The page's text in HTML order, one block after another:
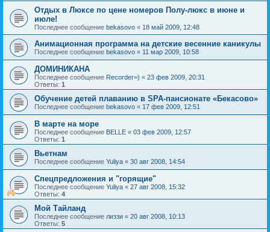
Отдых в Люксе по цене номеров Полу-люкс в июне и
июле!
Последнее сообщение bekasovo « 18 май 2009, 12:48
Анимационная программа на детские весенние каникулы
Последнее сообщение bekasovo « 11 мар 2009, 10:58
ДОМИНИКАНА
Последнее сообщение Recorder=) « 23 фев 2009, 20:31
Ответы: 1
Обучение детей плаванию в SPA-пансионате «Бекасово»
Последнее сообщение bekasovo « 17 фев 2009, 12:51
В марте на море
Последнее сообщение BELLE « 03 фев 2009, 12:57
Ответы: 1
Вьетнам
Последнее сообщение Yuliya « 30 авг 2008, 14:54
Спецпредложения и "горящие"
Последнее сообщение Yuliya « 27 авг 2008, 15:32
Ответы: 4
Мой Тайланд
Последнее сообщение лиззи « 20 авг 2008, 10:13
Ответы: 5